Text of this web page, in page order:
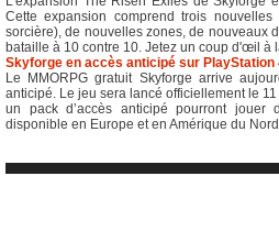
Cette expansion comprend trois
sorcière), de nouvelles zones, de nouveaux
bataille à 10 contre 10. Jetez un coup d'œil à
Skyforge en accès anticipé sur PlayStation
Le MMORPG gratuit Skyforge arrive
anticipé. Le jeu sera lancé officiellement le
un pack d’accès anticipé pourront jouer
disponible en Europe et en Amérique du